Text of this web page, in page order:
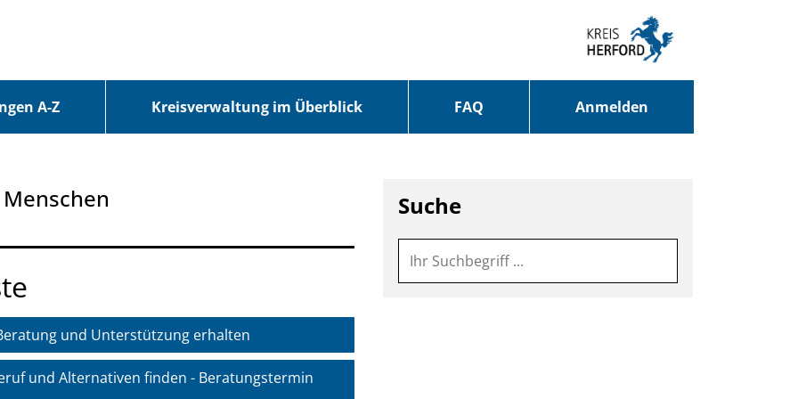
A-Z Kreisverwaltung im Überblick FAQ Anmelden
und Unterstützung erhalten
und Alternativen finden - Beratungstermin
Suche